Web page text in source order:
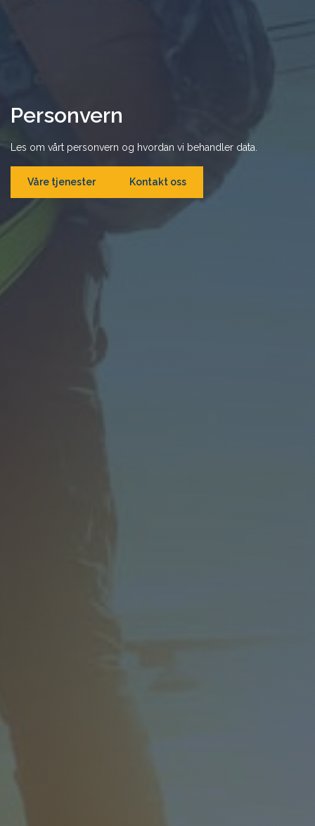
Personvern
Les om vårt personvern og hvordan vi behandler data.
Våre tjenester Kontakt oss